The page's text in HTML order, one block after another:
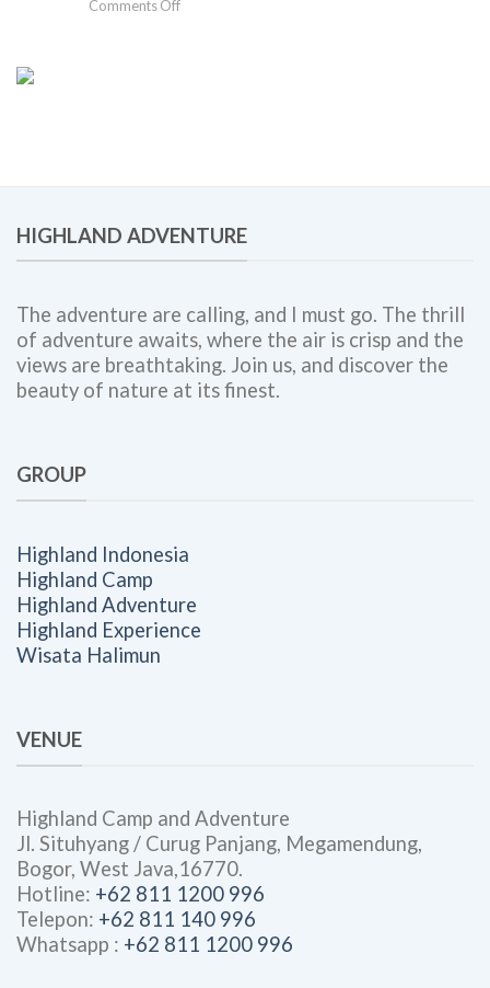
Solusi
Bersama
Adventure
Comments Offon
Tim,
dan
Budaya
HIGHLAND ADVENTURE
The adventure are calling, and I must go. The thrill
of adventure awaits, where the air is crisp and the
views are breathtaking. Join us, and discover the
beauty of nature at its finest.
GROUP
Highland Indonesia
Highland Camp
Highland Adventure
Highland Experience
Wisata Halimun
VENUE
Highland Camp and Adventure
Jl. Situhyang / Curug Panjang, Megamendung,
Bogor, West Java,16770.
Hotline: +62 811 1200 996
Telepon: +62 811 140 996
Whatsapp : +62 811 1200 996